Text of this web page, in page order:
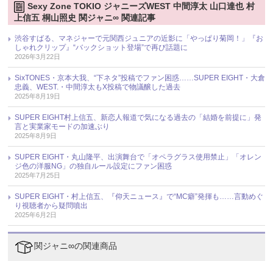
Sexy Zone TOKIO ジャニーズWEST 中間淳太 山口達也 村
上信五 桐山照史 関ジャニ∞ 関連記事
渋谷すばる、マネジャーで元関西ジュニアの近影に「やっぱり菊岡！」『お
しゃれクリップ』“バックショット登場”で再び話題に
2026年3月22日
SixTONES・京本大我、“下ネタ”投稿でファン困惑……SUPER EIGHT・大倉
忠義、WEST.・中間淳太もX投稿で物議醸した過去
2025年8月19日
SUPER EIGHT村上信五、新恋人報道で気になる過去の「結婚を前提に」発
言と実業家モードの加速ぶり
2025年8月9日
SUPER EIGHT・丸山隆平、出演舞台で「オペラグラス使用禁止」「オレン
ジ色の洋服NG」の独自ルール設定にファン困惑
2025年7月25日
SUPER EIGHT・村上信五、『仰天ニュース』で“MC癖”発揮も……言動めぐ
り視聴者から疑問噴出
2025年6月2日
関ジャニ∞の関連商品